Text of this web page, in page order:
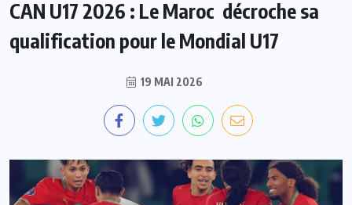
CAN U17 2026 : Le Maroc décroche sa
qualification pour le Mondial U17
19 MAI 2026